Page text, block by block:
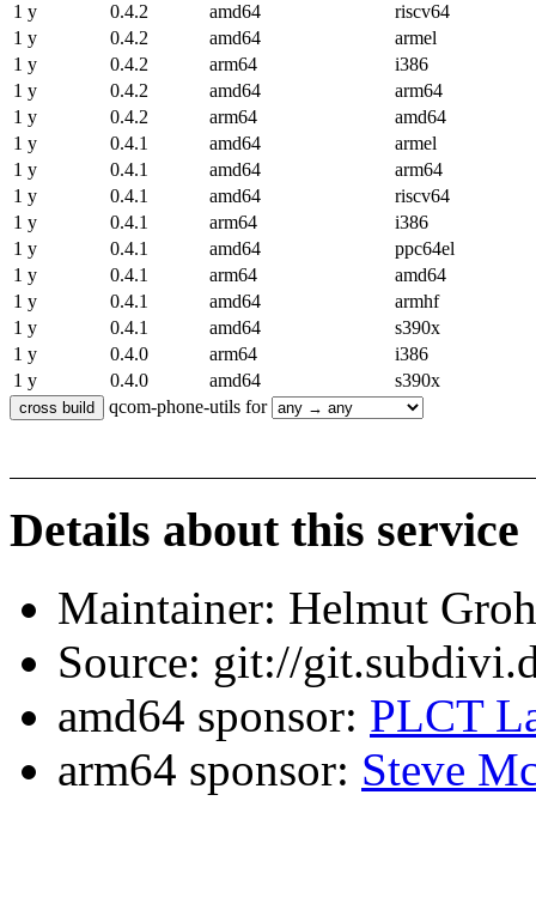
1 y
0.4.2 amd64
riscv64
1 y
0.4.2 amd64
armel
1 y
0.4.2 arm64
i386
1 y
0.4.2 amd64
arm64
1 y
0.4.2 arm64
amd64
1 y
0.4.1 amd64
armel
1 y
0.4.1 amd64
arm64
1 y
0.4.1 amd64
riscv64
1 y
0.4.1 arm64
i386
1 y
0.4.1 amd64
ppc64el
1 y
0.4.1 arm64
amd64
1 y
0.4.1 amd64
armhf
1 y
0.4.1 amd64
s390x
1 y
0.4.0 arm64
i386
1 y
0.4.0 amd64
s390x
qcom-phone-utils for
Details about this service
Maintainer: Helmut
Source: git://
amd64 sponsor: PLCT
arm64 sponsor: Steve